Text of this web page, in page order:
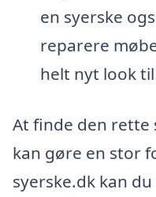
en syerske
reparere
helt nyt look
At finde den
kan gøre en stor
syerske.dk kan